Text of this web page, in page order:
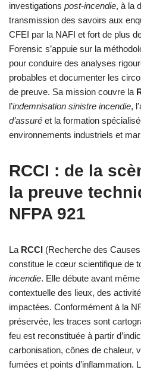
investigations post-incendie, à la
transmission des savoirs aux
CFEI par la NAFI et fort de plus
Forensic s’appuie sur la
pour conduire des analyses
probables et documenter les
de preuve. Sa mission couvre la
l’indemnisation sinistre incendie,
d’assuré et la formation
environnements industriels et
RCCI : de la
la preuve
NFPA 921
La RCCI (Recherche des
constitue le cœur scientifique de
incendie. Elle débute avant
contextuelle des lieux, des
impactées. Conformément à la
préservée, les traces sont
feu est reconstituée à partir
carbonisation, cônes de chaleur,
fumées et points d’inflammation.